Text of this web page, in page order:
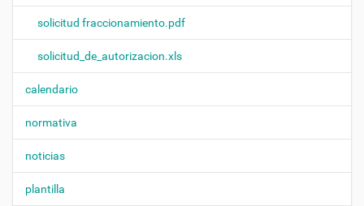
solicitud fraccionamiento.pdf
solicitud_de_autorizacion.xls
calendario
normativa
noticias
plantilla